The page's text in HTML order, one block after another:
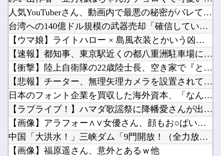
人気YouTuberさん、動画内で最悪の秘密がバレて終わる・...
台湾への140億ドル規模の武器売却「確信している」 …米共和...
【ウマ娘】ライトハロー × 島風衣装とかいう凶悪すぎる組み合...
【速報】都知事、東京駅近くの都八重洲駐車場に「巨大地下シェル...
【衝撃】陸上自衛隊の22歳陸士長、空き家で『とんでもない事』...
【悲報】チーター、無理矢理カメラを設置されてしょんぼり顔他
日本のフォント企業を買収した海外資本、「なんで自ら売上ゼロに...
【ラブライブ！】ハマダ歌謡祭に降幡愛さんが出演他
【画像】アラフォー∧∨女優さん、顔もお○ぱいもドスケベすぎる...
中国「大洪水！」三峡ダム「9門開放！（全力放流」中国都市「三...
【画像】福原遥さん、意外とあるｗ他